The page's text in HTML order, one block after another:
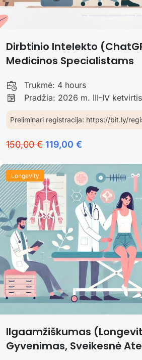
Dirbtinio Intelekto
Medicinos Specialistams
Trukmė: 4 hours
Pradžia: 2026 m. III-IV ketvirtis
Preliminari registracija: https://bit.ly/
150,00 € 119,00 €
Longevity
Ilgaamžiškumas
Gyvenimas, Sveikesnė